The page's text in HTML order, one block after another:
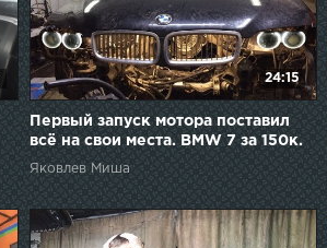
24:15
Первый запуск мотора поставил
всё на свои места. BMW 7 за 150к.
Эпизод 3.
Яковлев Миша